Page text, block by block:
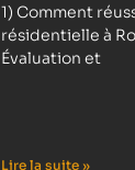
1) Comment
résidentielle à
Évaluation et
Lire la suite »